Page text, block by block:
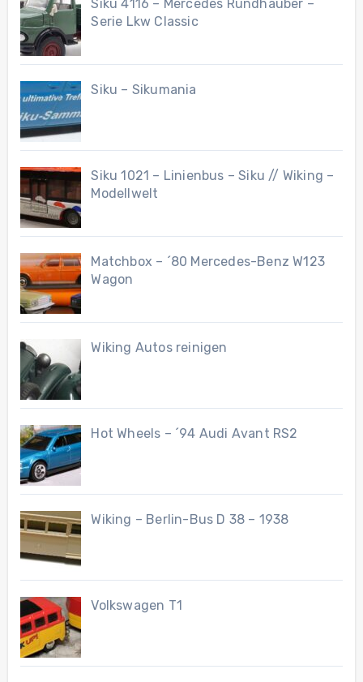
Siku 4116 – Mercedes Rundhauber –
Serie Lkw Classic
Siku – Sikumania
Siku 1021 – Linienbus – Siku // Wiking –
Modellwelt
Matchbox – ´80 Mercedes-Benz W123
Wagon
Wiking Autos reinigen
Hot Wheels – ´94 Audi Avant RS2
Wiking – Berlin-Bus D 38 – 1938
Volkswagen T1